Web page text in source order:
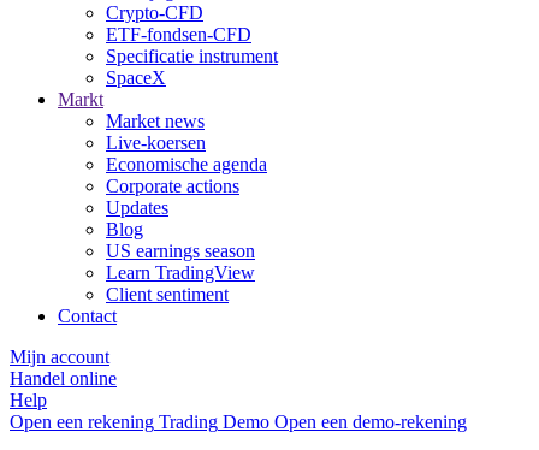
Crypto-CFD
ETF-fondsen-CFD
Specificatie instrument
SpaceX
Markt
Market news
Live-koersen
Economische agenda
Corporate actions
Updates
Blog
US earnings season
Learn TradingView
Client sentiment
Contact
Mijn account
Handel online
Help
Open een rekening Trading Demo Open een demo-rekening